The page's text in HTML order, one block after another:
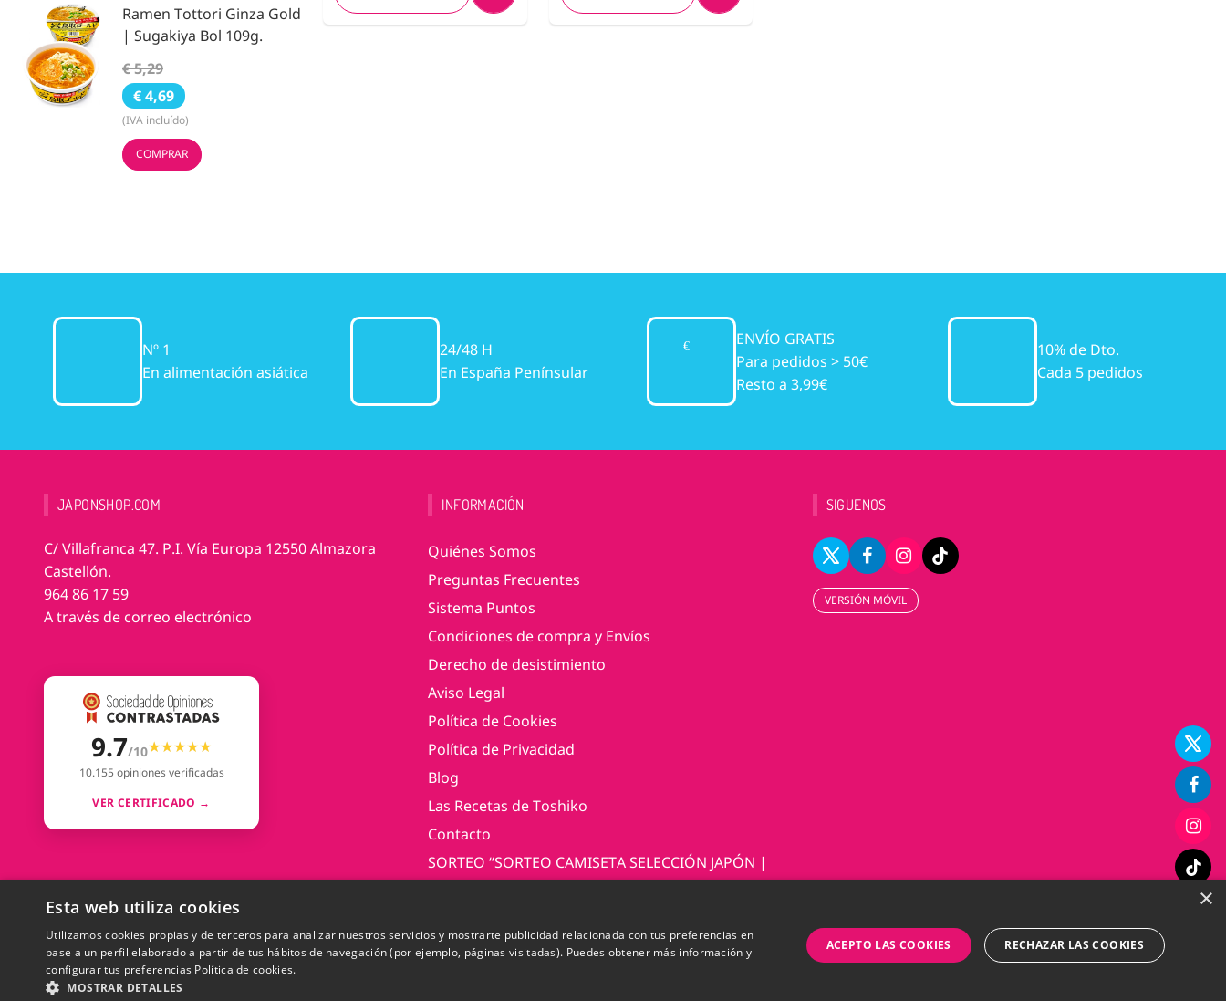
Ramen Tottori Ginza Gold
| Sugakiya Bol 109g.
€ 5,29
€ 4,69
(IVA incluído)
COMPRAR
Nº 1
En alimentación asiática
24/48 H
En España Penínsular
ENVÍO GRATIS
Para pedidos > 50€
Resto a 3,99€
10% de Dto.
Cada 5 pedidos
JAPONSHOP.COM
C/ Villafranca 47. P.I. Vía Europa 12550 Almazora
Castellón.
964 86 17 59
A través de correo electrónico
9.7/10★★★★★
★★★★★
10.155 opiniones verificadas
VER CERTIFICADO →
INFORMACIÓN
Quiénes Somos
Preguntas Frecuentes
Sistema Puntos
Condiciones de compra y Envíos
Derecho de desistimiento
Aviso Legal
Política de Cookies
Política de Privacidad
Blog
Las Recetas de Toshiko
Contacto
SORTEO “SORTEO CAMISETA SELECCIÓN JAPÓN |
MUNDIAL 2026”
SIGUENOS
VERSIÓN MÓVIL
©2009-2025 Totemo Market. Todos los derechos reservados. CIF B12969309 Diseño web Perosio
×
Esta web utiliza cookies
Utilizamos cookies propias y de terceros para analizar nuestros servicios y mostrarte publicidad relacionada con tus preferencias en
base a un perfil elaborado a partir de tus hábitos de navegación (por ejemplo, páginas visitadas). Puedes obtener más información y
configurar tus preferencias Política de cookies.
MOSTRAR DETALLES
ACEPTO LAS COOKIES RECHAZAR LAS COOKIES